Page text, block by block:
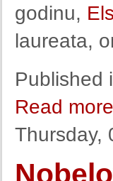
godinu,
laureata,
Published
Read
Thursday,